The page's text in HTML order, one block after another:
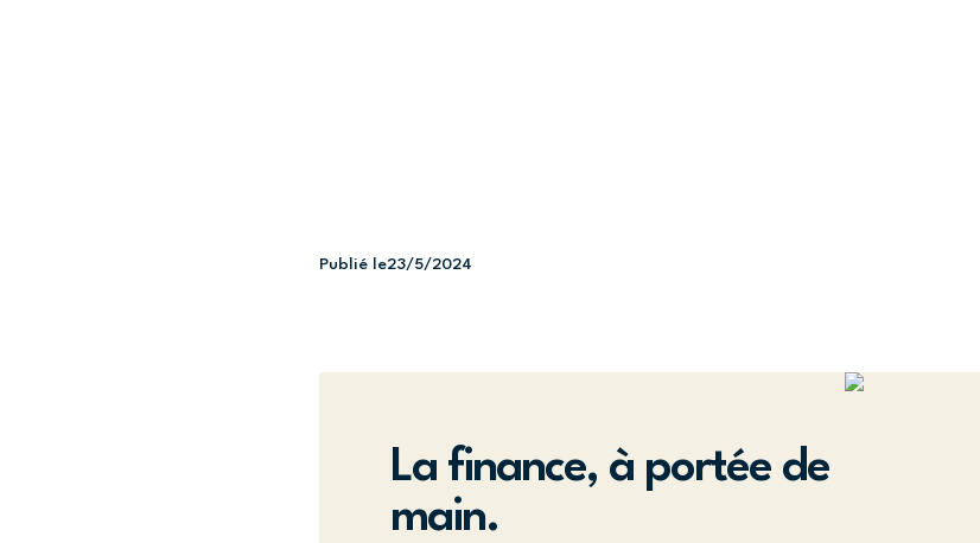
Publié le23/5/2024
La finance, à portée de
main.